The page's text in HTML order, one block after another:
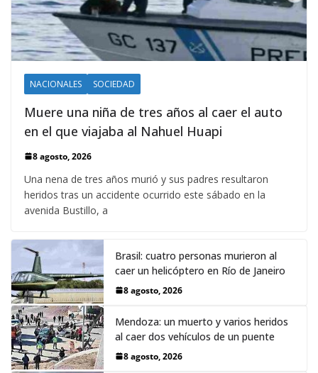
NACIONALES SOCIEDAD
Muere una niña de tres años al caer el auto
en el que viajaba al Nahuel Huapi
8 agosto, 2026
Una nena de tres años murió y sus padres resultaron
heridos tras un accidente ocurrido este sábado en la
avenida Bustillo, a
Brasil: cuatro personas murieron al
caer un helicóptero en Río de Janeiro
8 agosto, 2026
Mendoza: un muerto y varios heridos
al caer dos vehículos de un puente
8 agosto, 2026